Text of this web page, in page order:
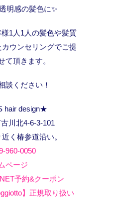
明感の髪色に✨
1人1人の髪色や髪質
ウンセリングでご提
て頂きます。
談ください！
hair design★
川北4-6-3-101
く椿参道沿い。
960-0050
ページ
予約&クーポン
】正規取り扱い